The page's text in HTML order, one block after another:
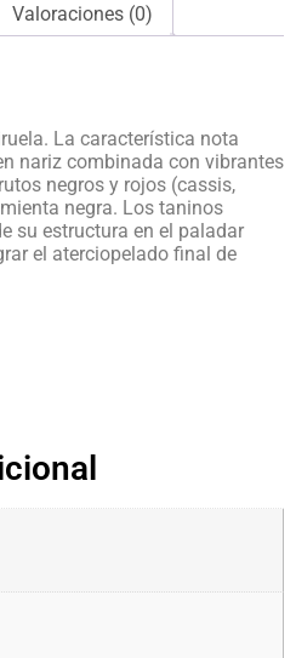
Valoraciones (0)
La característica nota
nariz combinada con vibrantes
negros y rojos (cassis,
negra. Los taninos
su estructura en el paladar
el aterciopelado final de